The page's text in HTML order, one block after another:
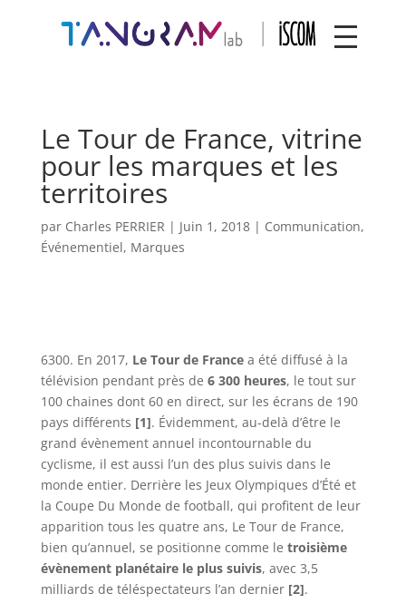
Le Tour de France, vitrine
pour les marques et les
territoires
par Charles PERRIER | Juin 1, 2018| Communication,
Événementiel, Marques
6300. En 2017, Le Tour de Francea été diffusé à la
télévision pendant près de 6 300 heures, le tout sur
100 chaines dont 60 en direct, sur les écrans de 190
pays différents [1]. Évidemment, au-delà d’être le
grand évènement annuel incontournable du
cyclisme, il est aussi l’un des plus suivis dans le
monde entier. Derrière les Jeux Olympiques d’Été et
la Coupe Du Monde de football, qui profitent de leur
apparition tous les quatre ans, Le Tour de France,
bien qu’annuel, se positionne comme le troisième
évènement planétaire le plus suivis, avec 3,5
milliards de téléspectateurs l’an dernier [2].